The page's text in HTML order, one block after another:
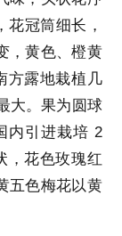
冠筒细长，
，黄色、橙黄
方露地栽植几
大。果为圆球
内引进栽培 2
，花色玫瑰红
五色梅花以黄